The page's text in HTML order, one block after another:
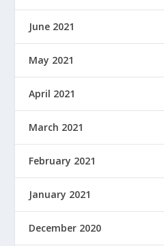
June 2021
May 2021
April 2021
March 2021
February 2021
January 2021
December 2020